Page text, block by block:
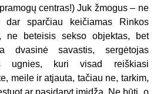
centras!) Juk žmogus – ne
dar sparčiau keičiamas Rinkos
ne beteisis sekso objektas, bet
dvasinė savastis, sergėtojas
ugnies, kuri visad reiškiasi
meile ir atjauta, tačiau ne, tarkim,